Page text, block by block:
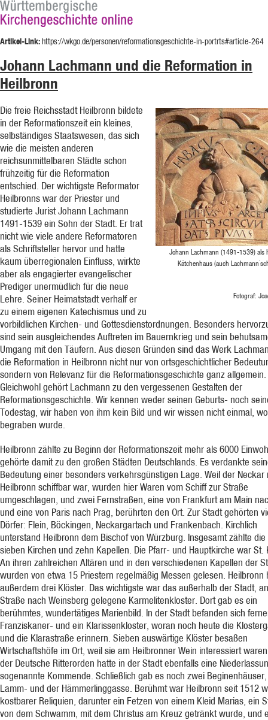
Artikel-Link:https://wkgo.de/personen/reformationsgeschichte-in-portrts#article-264
Johann Lachmann und die Reformation in
Heilbronn
Johann Lachmann (1491-1539) als
Kätchenhaus (auch
Fotograf:
Die freie Reichsstadt Heilbronn bildete
in der Reformationszeit ein kleines,
selbständiges Staatswesen, das sich
wie die meisten anderen
reichsunmittelbaren Städte schon
frühzeitig für die Reformation
entschied. Der wichtigste Reformator
Heilbronns war der Priester und
studierte Jurist Johann Lachmann
1491-1539 ein Sohn der Stadt. Er trat
nicht wie viele andere Reformatoren
als Schriftsteller hervor und hatte
kaum überregionalen Einfluss, wirkte
aber als engagierter evangelischer
Prediger unermüdlich für die neue
Lehre. Seiner Heimatstadt verhalf er
zu einem eigenen Katechismus und zu
vorbildlichen Kirchen- und Gottesdienstordnungen. Besonders
sind sein ausgleichendes Auftreten im Bauernkrieg und sein
Umgang mit den Täufern. Aus diesen Gründen sind das Werk
die Reformation in Heilbronn nicht nur von ortsgeschichtlicher
sondern von Relevanz für die Reformationsgeschichte ganz allgemein.
Gleichwohl gehört Lachmann zu den vergessenen Gestalten der
Reformationsgeschichte. Wir kennen weder seinen Geburts- noch
Todestag, wir haben von ihm kein Bild und wir wissen nicht einmal,
begraben wurde.
Heilbronn zählte zu Beginn der Reformationszeit mehr als 6000
gehörte damit zu den großen Städten Deutschlands. Es verdankte
Bedeutung einer besonders verkehrsgünstigen Lage. Weil der Neckar
Heilbronn schiffbar war, wurden hier Waren vom Schiff zur Straße
umgeschlagen, und zwei Fernstraßen, eine von Frankfurt am Main
und eine von Paris nach Prag, berührten den Ort. Zur Stadt gehörten
Dörfer: Flein, Böckingen, Neckargartach und Frankenbach. Kirchlich
unterstand Heilbronn dem Bischof von Würzburg. Insgesamt zählte die
sieben Kirchen und zehn Kapellen. Die Pfarr- und Hauptkirche war St.
An ihren zahlreichen Altären und in den verschiedenen Kapellen der
wurden von etwa 15 Priestern regelmäßig Messen gelesen. Heilbronn
außerdem drei Klöster. Das wichtigste war das außerhalb der Stadt,
Straße nach Weinsberg gelegene Karmelitenkloster. Dort gab es ein
berühmtes, wundertätiges Marienbild. In der Stadt befanden sich
Franziskaner- und ein Klarissenkloster, woran noch heute die
und die Klarastraße erinnern. Sieben auswärtige Klöster besaßen
Wirtschaftshöfe im Ort, weil sie am Heilbronner Wein interessiert
der Deutsche Ritterorden hatte in der Stadt ebenfalls eine
sogenannte Kommende. Schließlich gab es noch zwei
Lamm- und der Hämmerlinggasse. Berühmt war Heilbronn seit 1512
kostbarer Reliquien, darunter ein Fetzen von einem Kleid Marias, ein
von dem Schwamm, mit dem Christus am Kreuz getränkt wurde, und